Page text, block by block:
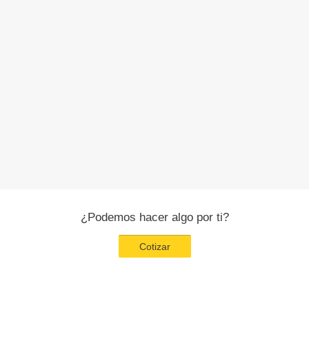
¿Podemos hacer algo por ti?
Cotizar